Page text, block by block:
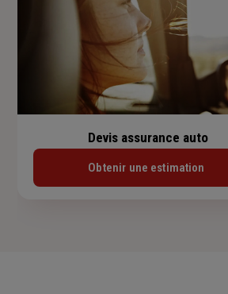
Devis assurance auto
Obtenir une estimation